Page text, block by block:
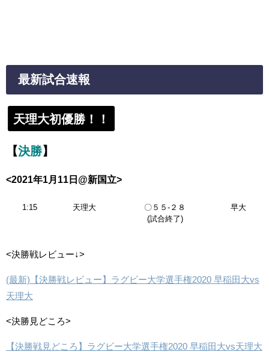
最新試合速報
天理大初優勝！！
【決勝】
<2021年1月11日@新国立>
1:15 天理大
〇５５-２８
(試合終了)
早大
<決勝戦レビュー↓>
(最新)【決勝戦レビュー】ラグビー大学選手権2020 早稲田大vs
天理大
<決勝見どころ>
【決勝戦見どころ】ラグビー大学選手権2020 早稲田大vs天理大